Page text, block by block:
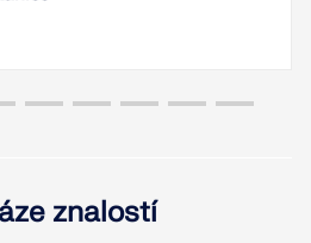
znalostí